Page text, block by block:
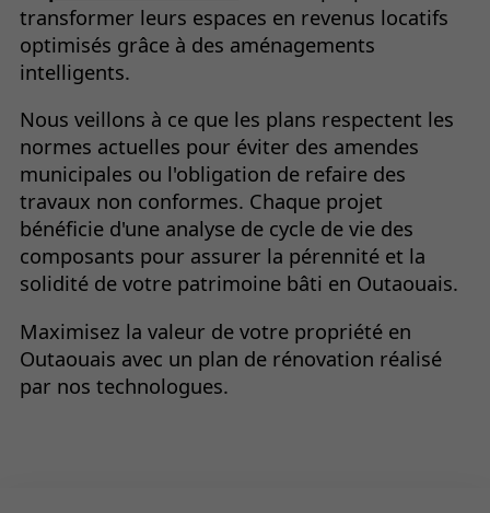
transformer leurs espaces en revenus locatifs
optimisés grâce à des aménagements
intelligents.
Nous veillons à ce que les plans respectent les
normes actuelles pour éviter des amendes
municipales ou l'obligation de refaire des
travaux non conformes. Chaque projet
bénéficie d'une analyse de cycle de vie des
composants pour assurer la pérennité et la
solidité de votre patrimoine bâti en Outaouais.
Maximisez la valeur de votre propriété en
Outaouais avec un plan de rénovation réalisé
par nos technologues.